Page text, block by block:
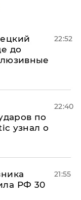
до
22:52
по
узнал о
22:40
РФ 30
21:55